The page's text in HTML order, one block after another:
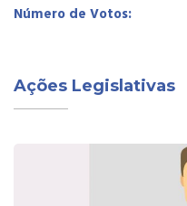
Número de Votos:
Ações Legislativas